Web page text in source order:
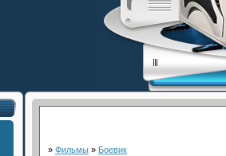
» Фильмы » Боевик